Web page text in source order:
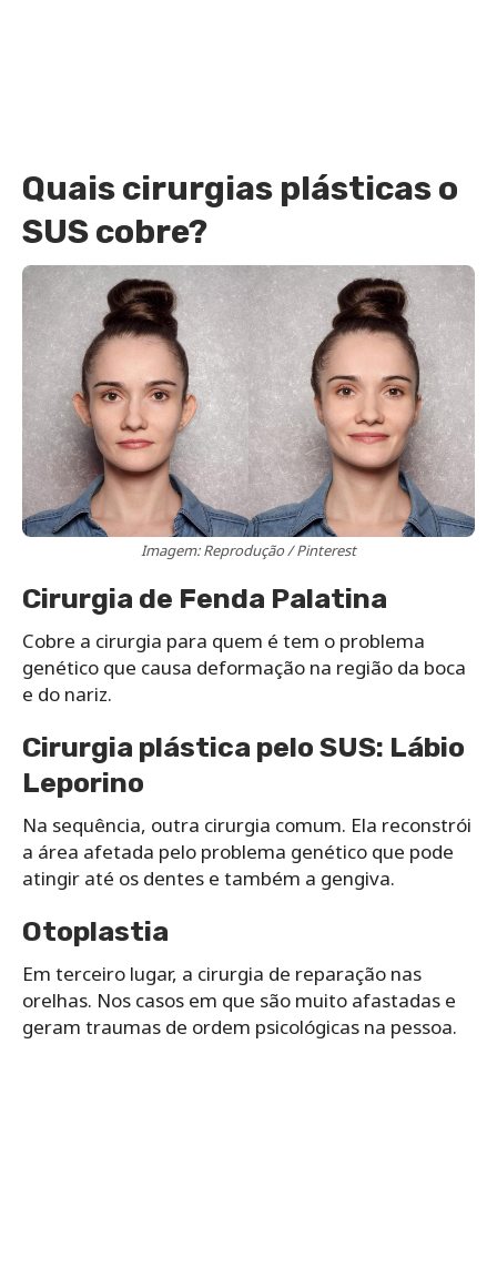
Quais cirurgias plásticas o
SUS cobre?
Imagem: Reprodução / Pinterest
Cirurgia de Fenda Palatina
Cobre a cirurgia para quem é tem o problema
genético que causa deformação na região da boca
e do nariz.
Cirurgia plástica pelo SUS: Lábio
Leporino
Na sequência, outra cirurgia comum. Ela reconstrói
a área afetada pelo problema genético que pode
atingir até os dentes e também a gengiva.
Otoplastia
Em terceiro lugar, a cirurgia de reparação nas
orelhas. Nos casos em que são muito afastadas e
geram traumas de ordem psicológicas na pessoa.